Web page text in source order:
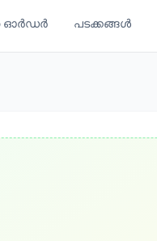
ഓർഡർ പടക്കങ്ങൾ